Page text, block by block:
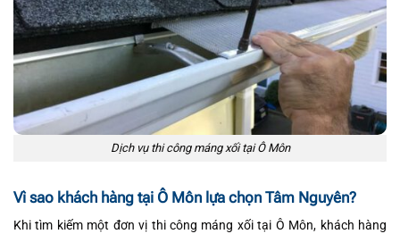
Dịch vụ thi công máng xối tại Ô Môn
Vì sao khách hàng tại Ô Môn lựa chọn Tâm Nguyên?
Khi tìm kiếm một đơn vị thi công máng xối tại Ô Môn, khách hàng